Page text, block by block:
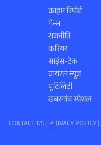
क्राइम रिपोर्ट
गेम्स
राजनीति
करियर
साइंस-टेक
वायरल न्यूज़
यूटिलिटी
खबरगांव स्पेशल
CONTACT US | PRIVACY POLICY|